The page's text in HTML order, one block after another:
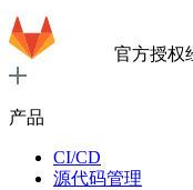
官方授权
产品
CI/CD
源代码管理